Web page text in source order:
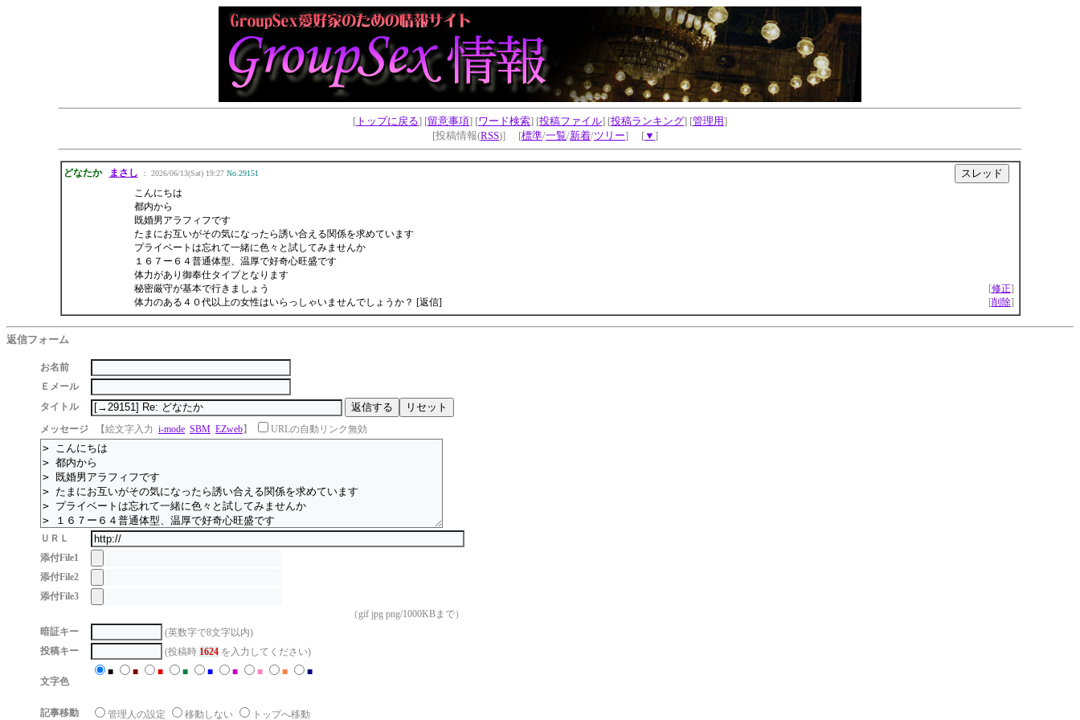
[ トップに戻る] [留意事項] [ワード検索] [投稿ファイル] [投稿ランキング] [管理用]
[投稿情報(RSS)] [標準/一覧/新着/ツリー] [▼ ]
どなたか まさし ： 2026/06/13(Sat) 19:27 No.29151
こんにちは
都内から
既婚男アラフィフです
たまにお互いがその気になったら誘い合える関係を求めています
プライベートは忘れて一緒に色々と試してみませんか
１６７ー６４普通体型、温厚で好奇心旺盛です
体力があり御奉仕タイプとなります
秘密厳守が基本で行きましょう
体力のある４０代以上の女性はいらっしゃいませんでしょうか？ [返信]
[修正]
[削除]
返信フォーム
お名前
Ｅメール
タイトル
メッセージ
【絵文字入力 i-mode SBM EZweb】 URLの自動リンク無効
ＵＲＬ
添付File1
添付File2
添付File3
（gif jpg png/1000KBまで）
暗証キー
(英数字で8文字以内)
投稿キー
(投稿時 1624 を入力してください)
文字色
■ ■ ■ ■ ■ ■ ■ ■ ■
記事移動 管理人の設定 移動しない トップへ移動